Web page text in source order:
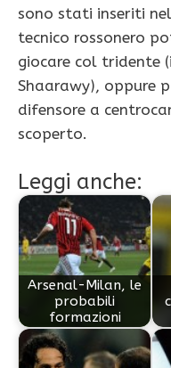
sono stati inseriti
tecnico rossonero
giocare col tridente
Shaarawy), oppure
difensore a
scoperto.
Leggi anche:
Arsenal-Milan, le
probabili
formazioni